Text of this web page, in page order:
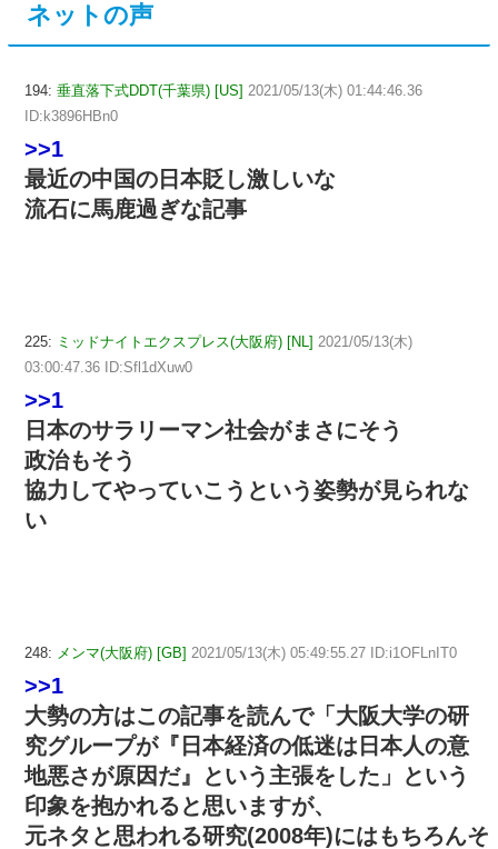
ネットの声
194: 垂直落下式DDT(千葉県) [US] 2021/05/13(木) 01:44:46.36
ID:k3896HBn0
>>1
最近の中国の日本貶し激しいな
流石に馬鹿過ぎな記事
225: ミッドナイトエクスプレス(大阪府) [NL] 2021/05/13(木)
03:00:47.36 ID:Sfl1dXuw0
>>1
日本のサラリーマン社会がまさにそう
政治もそう
協力してやっていこうという姿勢が見られな
い
248: メンマ(大阪府) [GB] 2021/05/13(木) 05:49:55.27 ID:i1OFLnIT0
>>1
大勢の方はこの記事を読んで「大阪大学の研
究グループが『日本経済の低迷は日本人の意
地悪さが原因だ』という主張をした」という
印象を抱かれると思いますが、
元ネタと思われる研究(2008年)にはもちろんそ